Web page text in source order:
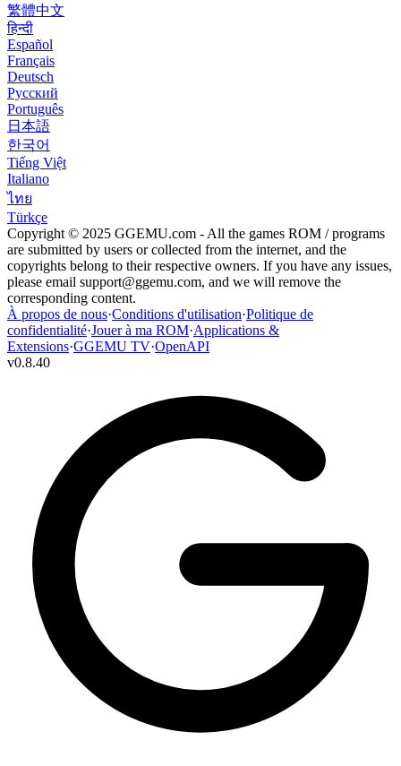
繁體中文
हिन्दी
Español
Français
Deutsch
Русский
Português
日本語
한국어
Tiếng Việt
Italiano
ไทย
Türkçe
Copyright © 2025 GGEMU.com - All the games ROM / programs
are submitted by users or collected from the internet, and the
copyrights belong to their respective owners. If you have any issues,
please email support@ggemu.com, and we will remove the
corresponding content.
À propos de nous·Conditions d'utilisation·Politique de
confidentialité·Jouer à ma ROM·Applications &
Extensions·GGEMU TV·OpenAPI
v0.8.40